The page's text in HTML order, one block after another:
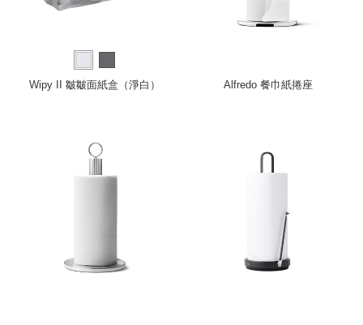
Wipy II 皺皺面紙盒（淨白） Alfredo 餐巾紙捲座